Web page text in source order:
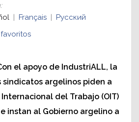
:
Français Русский
el apoyo de IndustriALL, la
sindicatos argelinos piden a
del Trabajo (OIT)
instan al Gobierno argelino a